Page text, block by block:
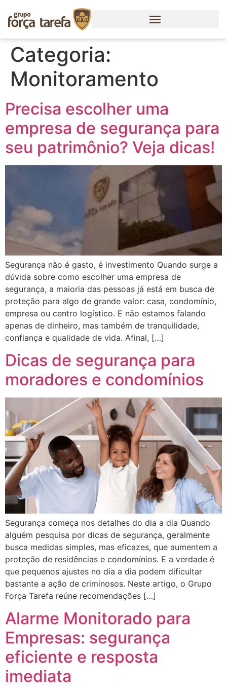
Categoria:
Monitoramento
Precisa escolher uma
empresa de segurança para
seu patrimônio? Veja dicas!
Segurança não é gasto, é investimento Quando surge a
dúvida sobre como escolher uma empresa de
segurança, a maioria das pessoas já está em busca de
proteção para algo de grande valor: casa, condomínio,
empresa ou centro logístico. E não estamos falando
apenas de dinheiro, mas também de tranquilidade,
confiança e qualidade de vida. Afinal, […]
Dicas de segurança para
moradores e condomínios
Segurança começa nos detalhes do dia a dia Quando
alguém pesquisa por dicas de segurança, geralmente
busca medidas simples, mas eficazes, que aumentem a
proteção de residências e condomínios. E a verdade é
que pequenos ajustes no dia a dia podem dificultar
bastante a ação de criminosos. Neste artigo, o Grupo
Força Tarefa reúne recomendações […]
Alarme Monitorado para
Empresas: segurança
eficiente e resposta
imediata